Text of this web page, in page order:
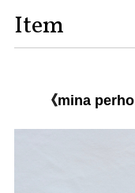
Item
《mina